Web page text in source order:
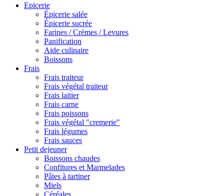
Epicerie
Épicerie salée
Épicerie sucrée
Farines / Crèmes / Levures
Panification
Aide culinaire
Boissons
Frais
Frais traiteur
Frais végétal traiteur
Frais laitier
Frais carne
Frais poissons
Frais végétal "cremerie"
Frais légumes
Frais sauces
Petit dejeuner
Boissons chaudes
Confitures et Marmelades
Pâtes à tartiner
Miels
Céréales